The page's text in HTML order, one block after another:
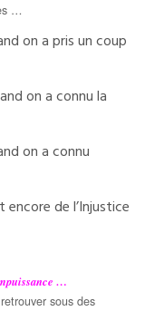
…
on a pris un coup
on a connu la
on a connu
encore de l’Injustice
…
sous des